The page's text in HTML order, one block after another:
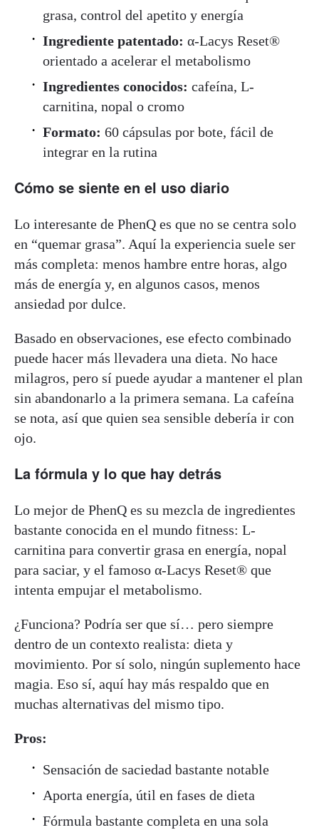
grasa, control del apetito y energía
Ingrediente patentado: α-Lacys Reset®
orientado a acelerar el metabolismo
Ingredientes conocidos: cafeína, L-
carnitina, nopal o cromo
Formato: 60 cápsulas por bote, fácil de
integrar en la rutina
Cómo se siente en el uso diario
Lo interesante de PhenQ es que no se centra solo
en “quemar grasa”. Aquí la experiencia suele ser
más completa: menos hambre entre horas, algo
más de energía y, en algunos casos, menos
ansiedad por dulce.
Basado en observaciones, ese efecto combinado
puede hacer más llevadera una dieta. No hace
milagros, pero sí puede ayudar a mantener el plan
sin abandonarlo a la primera semana. La cafeína
se nota, así que quien sea sensible debería ir con
ojo.
La fórmula y lo que hay detrás
Lo mejor de PhenQ es su mezcla de ingredientes
bastante conocida en el mundo fitness: L-
carnitina para convertir grasa en energía, nopal
para saciar, y el famoso α-Lacys Reset® que
intenta empujar el metabolismo.
¿Funciona? Podría ser que sí… pero siempre
dentro de un contexto realista: dieta y
movimiento. Por sí solo, ningún suplemento hace
magia. Eso sí, aquí hay más respaldo que en
muchas alternativas del mismo tipo.
Pros:
Sensación de saciedad bastante notable
Aporta energía, útil en fases de dieta
Fórmula bastante completa en una sola